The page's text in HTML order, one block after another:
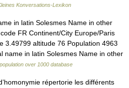
Konversations-Lexikon
in latin Solesmes Name in other
FR Continent/City Europe/Paris
3.49799 altitude 76 Population 4963
name in latin Solesmes Name in other
over 1000 database
répertorie les différents